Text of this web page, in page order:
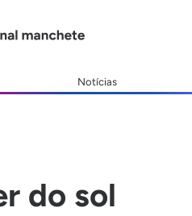
Notícias
do sol